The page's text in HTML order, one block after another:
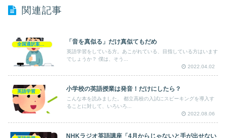
関連記事
全国通訳案内士 「音を真似る」だけ真似てもだめ
英語学習をしている方。あこがれている、目指している方はいます
でしょうか？ 僕は、そう...
2022.04.02
英語学習 小学校の英語授業は発音！だけにしたら？
こんな本を読みました。 都立高校の入試にスピーキングを導入す
ることに対して、いろいろ...
2022.08.06
NHKラジオ英語講座「4月からじゃないと手が出せない